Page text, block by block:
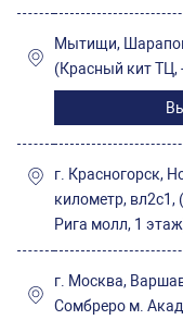
Мытищи,
(Красный кит ТЦ,
г. Красногорск,
километр,
Рига молл, 1
г. Москва,
Сомбреро м.